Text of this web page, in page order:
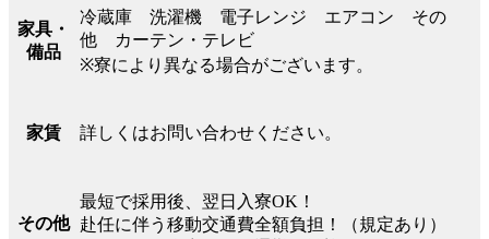
家具・
備品
冷蔵庫 洗濯機 電子レンジ エアコン その
他 カーテン・テレビ
※寮により異なる場合がございます。
家賃 詳しくはお問い合わせください。
その他
最短で採用後、翌日入寮OK！
赴任に伴う移動交通費全額負担！（規定あり）